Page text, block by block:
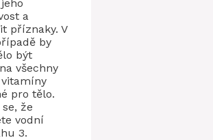
a
příznaky. V
by
být
všechny
pro tělo.
že
vodní
3.